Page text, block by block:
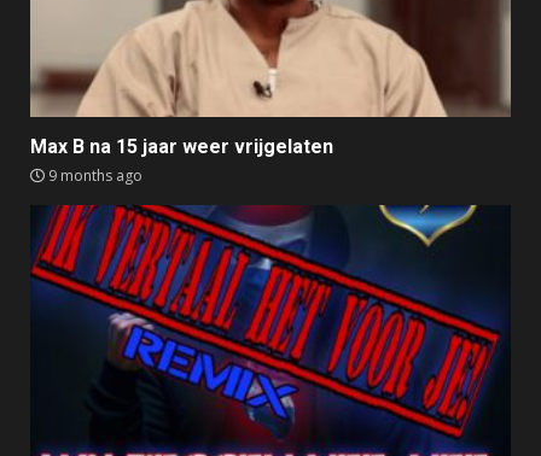
Max B na 15 jaar weer vrijgelaten
9 months ago